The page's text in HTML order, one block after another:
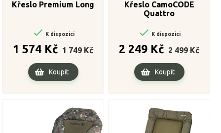
Křeslo Premium Long
 K dispozici
1 574 Kč
cena
1 749 Kč
Koupit
Křeslo CamoCODE
Quattro
 K dispozici
2 249 Kč
cena
2 499 Kč
Koupit